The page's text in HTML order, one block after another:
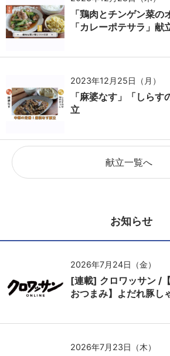
「鶏肉とチンゲン菜の
「カレーポテサラ」献
2023年12月25日（月）
「麻婆なす」「しら
立
献立一覧へ
お知らせ
2026年7月24日（金）
[連載] クロワッサン /
おつまみ】よだれ豚し
2026年7月23日（木）